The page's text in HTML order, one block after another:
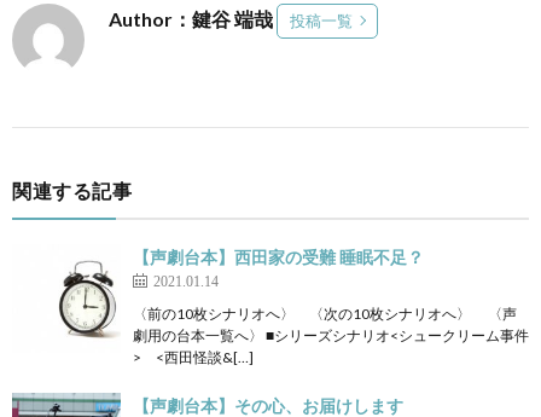
Author：鍵谷 端哉 投稿一覧
関連する記事
【声劇台本】西田家の受難 睡眠不足？
2021.01.14
〈前の10枚シナリオへ〉 〈次の10枚シナリオへ〉 〈声
劇用の台本一覧へ〉 ■シリーズシナリオ<シュークリーム事件
> <西田怪談&[…]
【声劇台本】その心、お届けします